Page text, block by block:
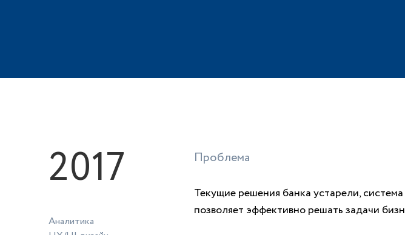
2017
Аналитика
Проблема
Текущие решения банка устарели,
позволяет эффективно решать задачи